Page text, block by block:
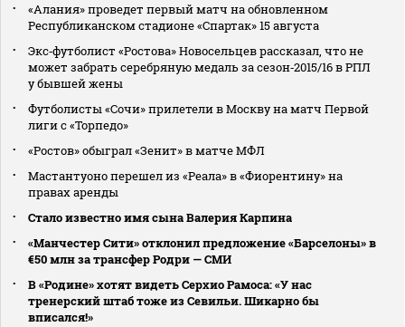
«Алания» проведет первый матч на обновленном
Республиканском стадионе «Спартак» 15 августа
Экс‑футболист «Ростова» Новосельцев рассказал, что не
может забрать серебряную медаль за сезон‑2015/16 в РПЛ
у бывшей жены
Футболисты «Сочи» прилетели в Москву на матч Первой
лиги с «Торпедо»
«Ростов» обыграл «Зенит» в матче МФЛ
Мастантуоно перешел из «Реала» в «Фиорентину» на
правах аренды
Стало известно имя сына Валерия Карпина
«Манчестер Сити» отклонил предложение «Барселоны» в
€50 млн за трансфер Родри — СМИ
В «Родине» хотят видеть Серхио Рамоса: «У нас
тренерский штаб тоже из Севильи. Шикарно бы
вписался!»